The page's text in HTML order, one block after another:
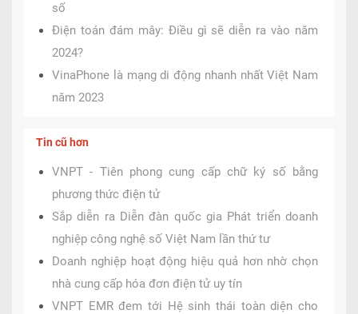
số
Điện toán đám mây: Điều gì sẽ diễn ra vào năm
2024?
VinaPhone là mạng di động nhanh nhất Việt Nam
năm 2023
Tin cũ hơn
VNPT - Tiên phong cung cấp chữ ký số bằng
phương thức điện tử
Sắp diễn ra Diễn đàn quốc gia Phát triển doanh
nghiệp công nghệ số Việt Nam lần thứ tư
Doanh nghiệp hoạt động hiệu quả hơn nhờ chọn
nhà cung cấp hóa đơn điện tử uy tín
VNPT EMR đem tới Hệ sinh thái toàn diện cho